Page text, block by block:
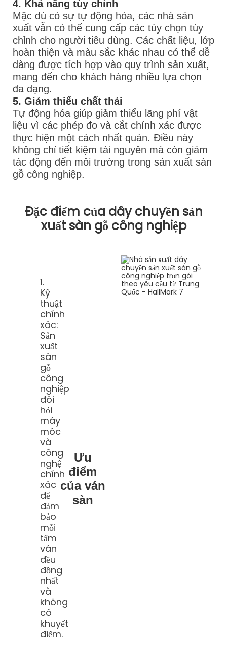
4. Khả năng tùy chỉnh
Mặc dù có sự tự động hóa, các nhà sản
xuất vẫn có thể cung cấp các tùy chọn tùy
chỉnh cho người tiêu dùng. Các chất liệu, lớp
hoàn thiện và màu sắc khác nhau có thể dễ
dàng được tích hợp vào quy trình sản xuất,
mang đến cho khách hàng nhiều lựa chọn
đa dạng.
5. Giảm thiểu chất thải
Tự động hóa giúp giảm thiểu lãng phí vật
liệu vì các phép đo và cắt chính xác được
thực hiện một cách nhất quán. Điều này
không chỉ tiết kiệm tài nguyên mà còn giảm
tác động đến môi trường trong sản xuất sàn
gỗ công nghiệp.
Đặc điểm của dây chuyền sản
xuất sàn gỗ công nghiệp
1.
Kỹ
thuật
chính
xác:
Sản
xuất
sàn
gỗ
công
nghiệp
đòi
hỏi
máy
móc
và
công
nghệ
chính
xác
để
đảm
bảo
mỗi
tấm
ván
đều
đồng
nhất
và
không
có
khuyết
điểm.
Ưu
điểm
của ván
sàn